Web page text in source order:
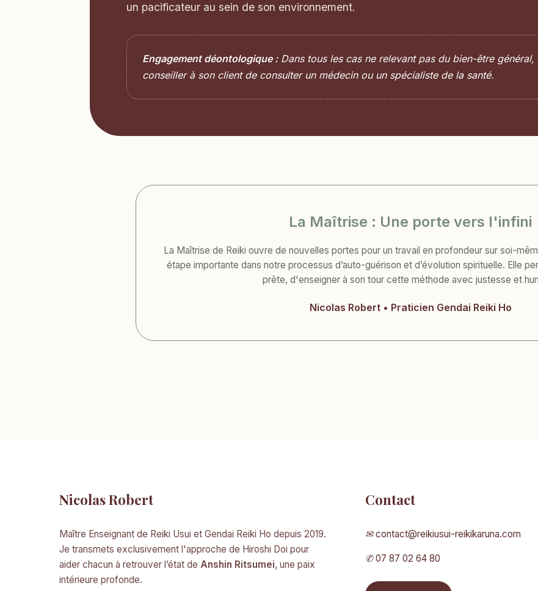
un pacificateur au sein de son environnement.
Engagement déontologique :Dans tous les cas ne relevant pas du bien-être
conseiller à son client de consulter un médecin ou un spécialiste de la santé.
La Maîtrise : Une porte vers l'infini
La Maîtrise de Reiki ouvre de nouvelles portes pour un travail en profondeur sur soi-
étape importante dans notre processus d’auto-guérison et d’évolution spirituelle. Elle
prête, d'enseigner à son tour cette méthode avec justesse et
Nicolas Robert • Praticien Gendai Reiki Ho
Nicolas Robert
Maître Enseignant de Reiki Usui et Gendai Reiki Ho depuis 2019.
Je transmets exclusivement l'approche de Hiroshi Doi pour
aider chacun à retrouver l’état de Anshin Ritsumei, une paix
intérieure profonde.
Contact
✉ contact@reikiusui-reikikaruna.com
✆ 07 87 02 64 80